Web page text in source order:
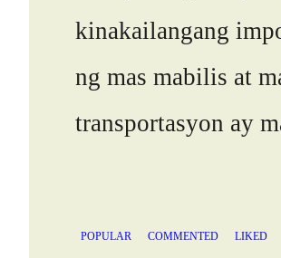
kinakailangang
ng mas mabilis at
transportasyon ay
POPULAR COMMENTED LIKED